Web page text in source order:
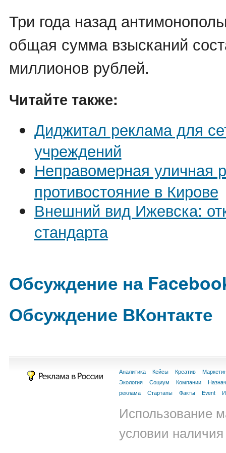
Три года назад
общая сумма взысканий
миллионов рублей.
Читайте также:
Диджитал реклама для
учреждений
Неправомерная уличная
противостояние в Кирове
Внешний вид Ижевска:
стандарта
Обсуждение на
Обсуждение ВКонтакте
Аналитика Кейсы Креатив
Экология
Социум Компании
реклама
Стартапы Факты Event
Использование
условии